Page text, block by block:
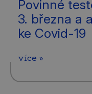
Povinné
3. března a
ke Covid-19
více »